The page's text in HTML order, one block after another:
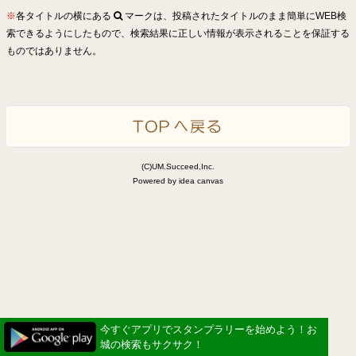
※各タイトルの横にある
マークは、投稿されたタイトルのまま簡単にWEB検
索できるようにしたもので、検索結果に正しい情報が表示されることを保証する
ものではありません。
(C)UM.Succeed,Inc.
Powered by idea canvas
今すぐアプリでスタンプラリーを始めよう！お
城の検索もサクサク！